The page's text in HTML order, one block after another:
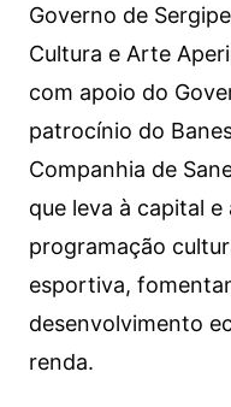
Governo de
Cultura e Arte
com apoio do
patrocínio do
Companhia de
que leva à capital
programação
esportiva,
desenvolvimento
renda.